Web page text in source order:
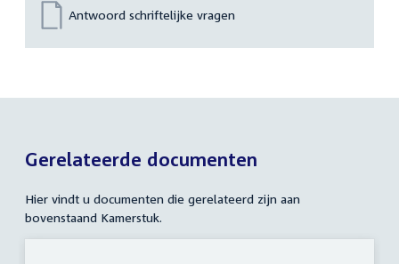
Antwoord schriftelijke vragen
Gerelateerde documenten
Hier vindt u documenten die gerelateerd zijn aan
bovenstaand Kamerstuk.